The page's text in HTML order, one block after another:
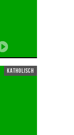
katholisch